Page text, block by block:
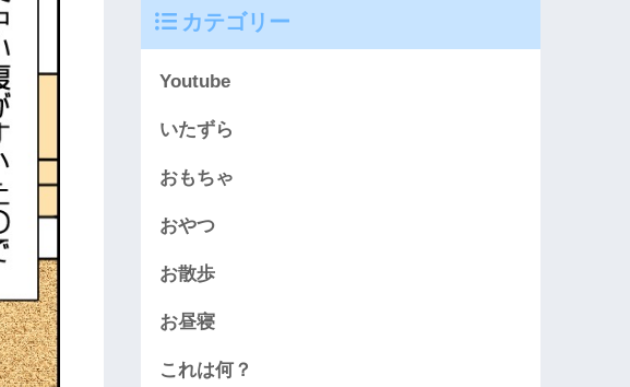
カテゴリー
Youtube
いたずら
おもちゃ
おやつ
お散歩
お昼寝
これは何？